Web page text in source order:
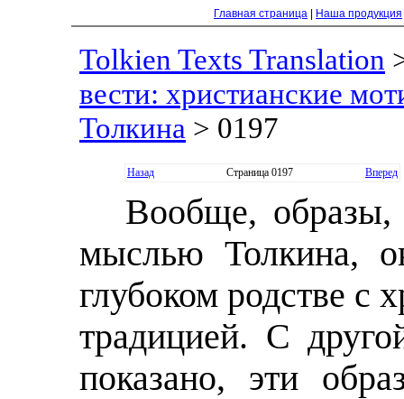
Главная страница Наша продукция
Tolkien Texts Translation
вести: христианские
Толкина > 0197
Назад Страница 0197 Вперед
Вообще, образы,
мыслью Толкина,
глубоком родстве с
традицией. С
показано, эти